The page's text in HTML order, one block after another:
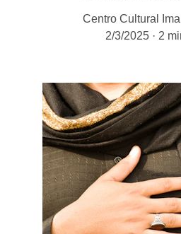
Centro Cultural
2/3/2025
2